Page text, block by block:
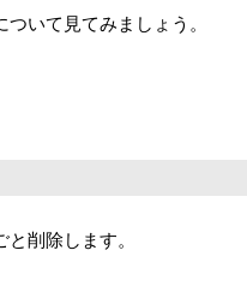
いて見てみましょう。
削除します。